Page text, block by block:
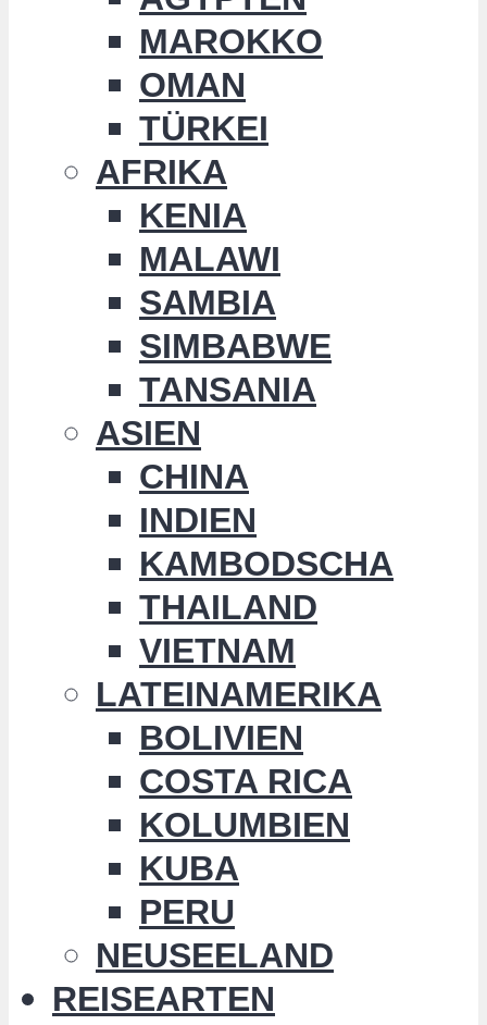
MAROKKO
OMAN
TÜRKEI
AFRIKA
KENIA
MALAWI
SAMBIA
SIMBABWE
TANSANIA
ASIEN
CHINA
INDIEN
KAMBODSCHA
THAILAND
VIETNAM
LATEINAMERIKA
BOLIVIEN
COSTA RICA
KOLUMBIEN
KUBA
PERU
NEUSEELAND
REISEARTEN